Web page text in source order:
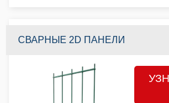
СВАРНЫЕ 2D ПАНЕЛИ